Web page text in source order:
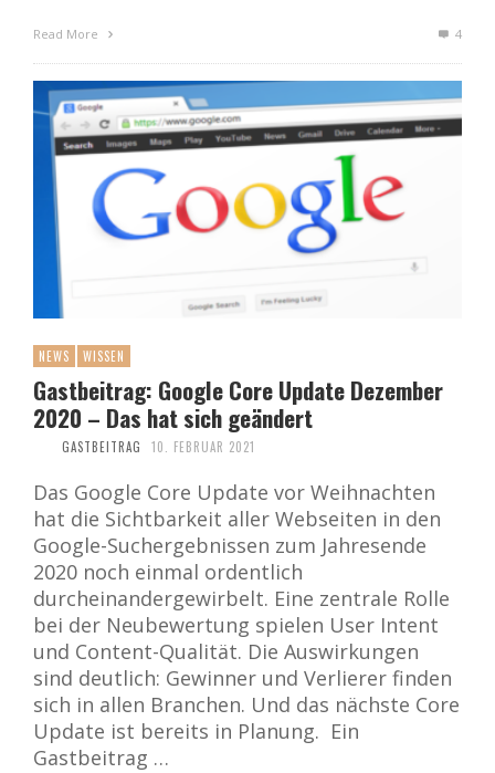
Read More 4
NEWS WISSEN
Gastbeitrag: Google Core Update Dezember
2020 – Das hat sich geändert
GASTBEITRAG 10. FEBRUAR 2021
Das Google Core Update vor Weihnachten
hat die Sichtbarkeit aller Webseiten in den
Google-Suchergebnissen zum Jahresende
2020 noch einmal ordentlich
durcheinandergewirbelt. Eine zentrale Rolle
bei der Neubewertung spielen User Intent
und Content-Qualität. Die Auswirkungen
sind deutlich: Gewinner und Verlierer finden
sich in allen Branchen. Und das nächste Core
Update ist bereits in Planung. Ein
Gastbeitrag …